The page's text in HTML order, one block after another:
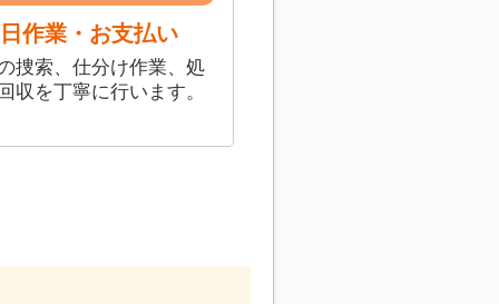
作業・お支払い
捜索、仕分け作業、処
収を丁寧に行います。